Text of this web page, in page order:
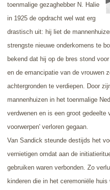
toenmalige gezaghebber N. Halie
in 1925 de opdracht wel wat erg
drastisch uit: hij liet de
strengste nieuwe onderkomens te
bekend dat hij op de bres stond
en de emancipatie van de vrouwen
achtergronden te verdiepen. Door
mannenhuizen in het toenmalige
verdwenen en is een groot gedeelte
voorwerpen' verloren gegaan.
Van Sandick steunde destijds het
vernietigen omdat aan de
gebruiken waren verbonden. Zo
kinderen die in het ceremoniële huis